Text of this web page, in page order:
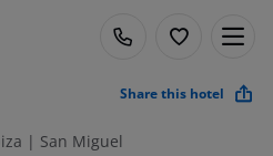
Share this hotel
| San Miguel